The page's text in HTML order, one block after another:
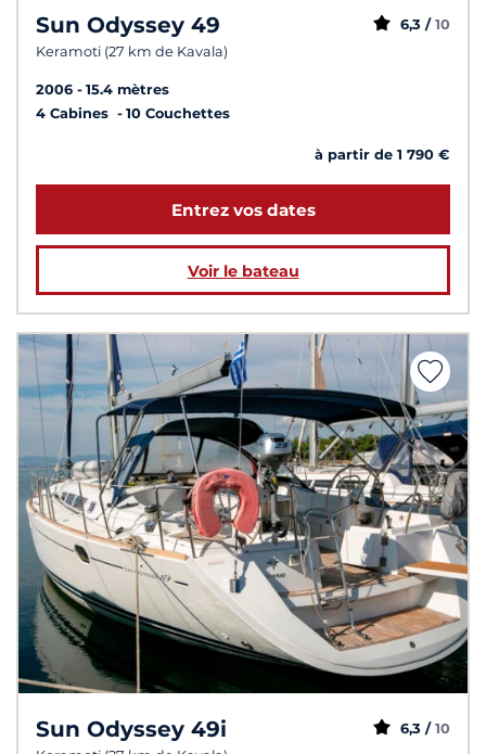
Sun Odyssey 49
Keramoti (27 km de Kavala)
6,3 / 10
2006
15.4 mètres
4 Cabines
10 Couchettes
à partir de 1 790 €
Entrez vos dates
Voir le bateau
Sun Odyssey 49i 6,3 / 10